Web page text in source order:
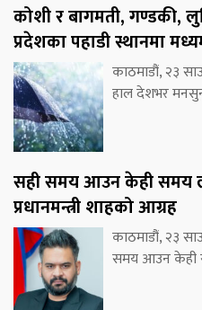
कोशी र बागमती, गण्डकी,
प्रदेशका पहाडी स्थानमा
काठमाडौं, २३
हाल देशभर
सही समय आउन केही समय
प्रधानमन्त्री शाहको आग्रह
काठमाडौं, २३
समय आउन केही